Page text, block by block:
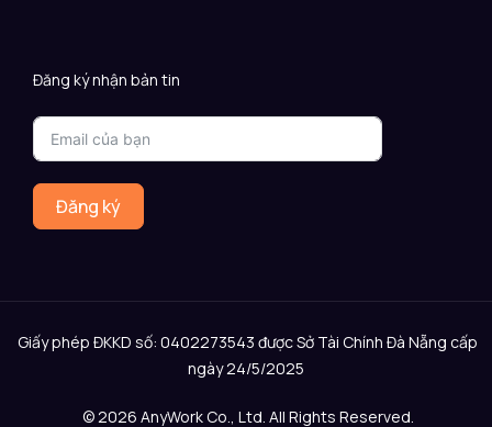
Đăng ký nhận bản tin
Đăng ký
Giấy phép ĐKKD số: 0402273543 được Sở Tài Chính Đà Nẵng cấp
ngày 24/5/2025
© 2026 AnyWork Co., Ltd. All Rights Reserved.